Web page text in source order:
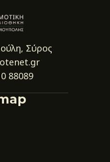
Σύρος
88089